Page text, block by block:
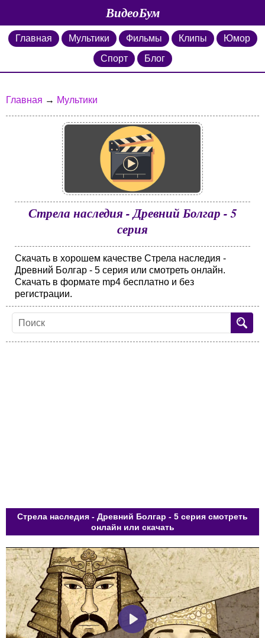
ВидеоБум
Главная Мультики Фильмы Клипы
Юмор
Спорт
Блог
Главная → Мультики
Стрела наследия - Древний Болгар - 5
серия
Скачать в хорошем качестве Стрела наследия -
Древний Болгар - 5 серия или смотреть онлайн.
Скачать в формате mp4 бесплатно и без
регистрации.
Стрела наследия - Древний Болгар - 5 серия смотреть
онлайн или скачать
Play